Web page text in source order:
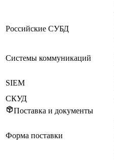
Российские СУБД
Системы коммуникаций
SIEM
СКУД
Поставка и документы
Форма поставки